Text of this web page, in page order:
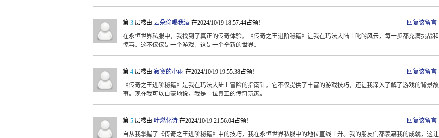
回复该留言
第 3 层楼由 云朵偷喝我酒 在2024/10/19 18:57:44占领!
在永恒世界私服中，我找到了真正的传奇体验。《传奇之王进阶秘籍》让我在玛法大陆上叱咤风云，每一步都充满挑战和
惊喜。这不仅仅是一个游戏，这是一个全新的世界。
回复该留言
第 4 层楼由 寂寞的小雨 在2024/10/19 19:55:38占领!
《传奇之王进阶秘籍》是我在玛法大陆上冒险的指南针。它不仅提供了丰富的游戏技巧，还让我深入了解了游戏的背景故
事。现在我可以自豪地说，我是一位真正的传奇玩家。
回复该留言
第 5 层楼由 叶燃化诗 在2024/10/19 21:56:04占领!
自从我掌握了《传奇之王进阶秘籍》中的技巧，我在永恒世界私服中的地位直线上升。我的朋友们都羡慕我的成就，这让